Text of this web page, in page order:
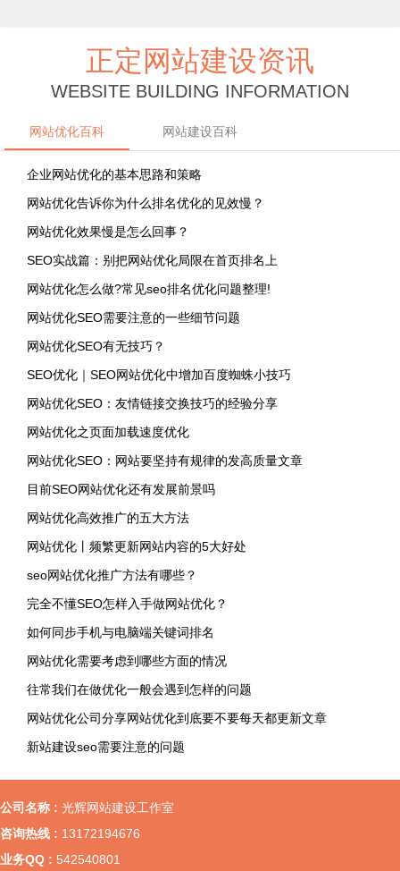
正定网站建设资讯
WEBSITE BUILDING INFORMATION
网站优化百科 网站建设百科
企业网站优化的基本思路和策略
网站优化告诉你为什么排名优化的见效慢？
网站优化效果慢是怎么回事？
SEO实战篇：别把网站优化局限在首页排名上
网站优化怎么做?常见seo排名优化问题整理!
网站优化SEO需要注意的一些细节问题
网站优化SEO有无技巧？
SEO优化｜SEO网站优化中增加百度蜘蛛小技巧
网站优化SEO：友情链接交换技巧的经验分享
网站优化之页面加载速度优化
网站优化SEO：网站要坚持有规律的发高质量文章
目前SEO网站优化还有发展前景吗
网站优化高效推广的五大方法
网站优化丨频繁更新网站内容的5大好处
seo网站优化推广方法有哪些？
完全不懂SEO怎样入手做网站优化？
如何同步手机与电脑端关键词排名
网站优化需要考虑到哪些方面的情况
往常我们在做优化一般会遇到怎样的问题
网站优化公司分享网站优化到底要不要每天都更新文章
新站建设seo需要注意的问题
公司名称 : 光辉网站建设工作室
咨询热线 : 13172194676
业务QQ : 542540801